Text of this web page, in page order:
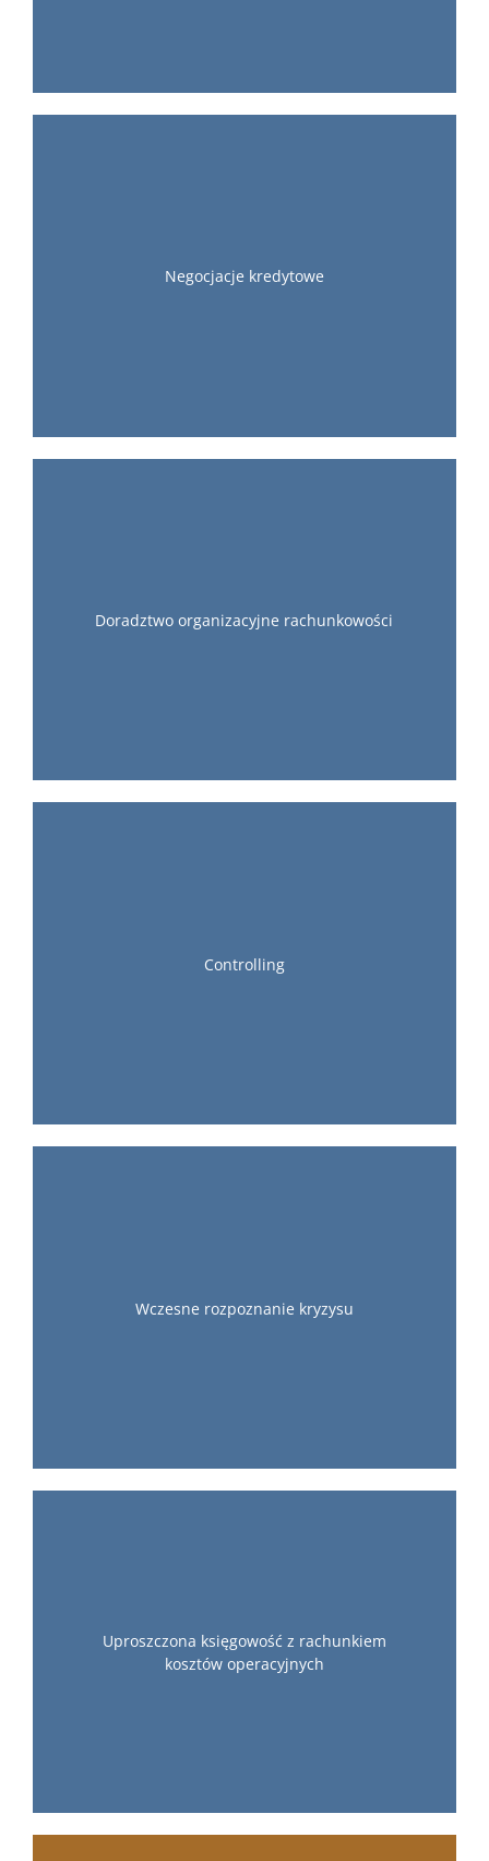
Negocjacje kredytowe
Doradztwo organizacyjne rachunkowości
Controlling
Wczesne rozpoznanie kryzysu
Uproszczona księgowość z rachunkiem
kosztów operacyjnych